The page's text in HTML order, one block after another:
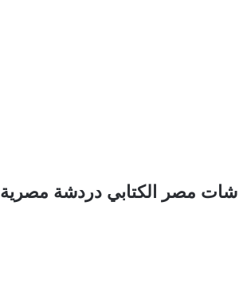
شات مصر الكتابي دردشة مصرية